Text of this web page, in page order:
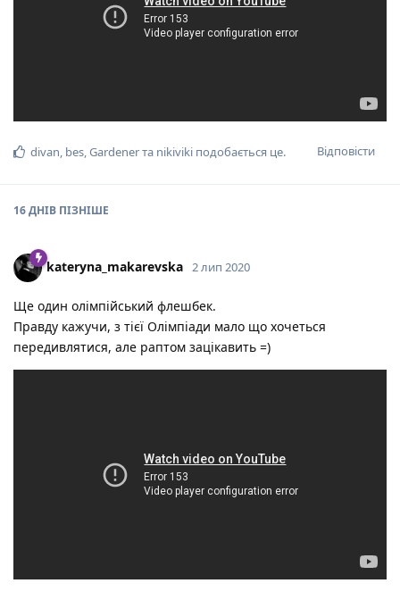
Відповісти
divan, bes,Gardenerта nikiviki подобається це.
16 ДНІВ ПІЗНІШЕ
kateryna_makarevska 2 лип 2020
Ще один олімпійський флешбек.
Правду кажучи, з тієї Олімпіади мало що хочеться
передивлятися, але раптом зацікавить =)